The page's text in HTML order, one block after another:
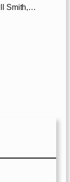
Smith,…